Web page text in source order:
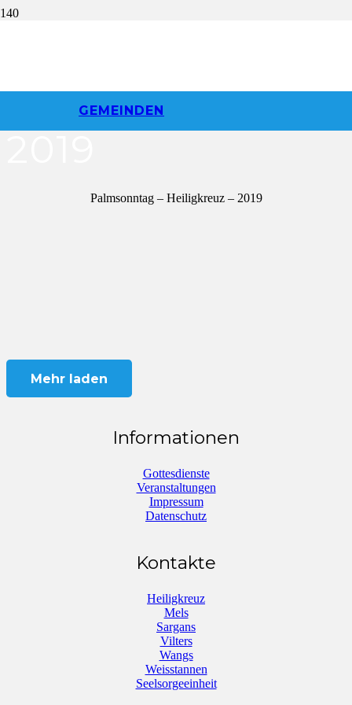
GEMEINDEN
Heiligkreuz |
Palmsonntag – Heiligkreuz – 2019
Mehr laden
Informationen
Gottesdienste
Veranstaltungen
Impressum
Datenschutz
Kontakte
Heiligkreuz
Mels
Sargans
Vilters
Wangs
Weisstannen
Seelsorgeeinheit